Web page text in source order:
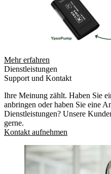
Mehr erfahren
Dienstleistungen
Support und Kontakt
Ihre Meinung zählt. Haben Sie
anbringen oder haben Sie eine
Dienstleistungen? Unsere
gerne.
Kontakt aufnehmen